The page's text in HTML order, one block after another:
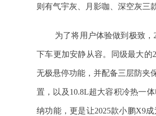
则有气宇灰、月影咖、深空灰三
为了将用户体验做到极致
下车更加安静从容。同级最大的
无极悬停功能，并配备三层防夹
置，以及10.8L超大容积冷热一
纳功能，更是让2025款小鹏X9